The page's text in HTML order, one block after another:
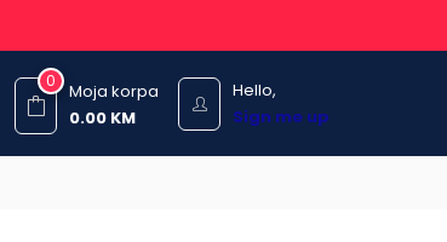
Hello,
Sign me up
0
Moja korpa
0.00 KM